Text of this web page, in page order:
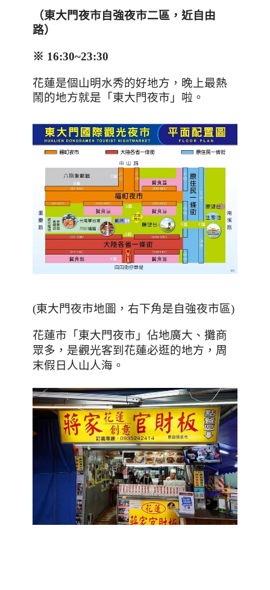
（東大門夜市自強夜市二區，近自由
路）
※ 16:30~23:30
花蓮是個山明水秀的好地方，晚上最熱
鬧的地方就是「東大門夜市」啦。
(東大門夜市地圖，右下角是自強夜市區)
花蓮市「東大門夜市」佔地廣大、攤商
眾多，是觀光客到花蓮必逛的地方 ，周
末假日人山人海。